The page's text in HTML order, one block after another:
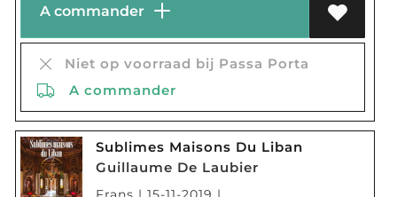
A commander
Niet op voorraad bij Passa Porta
A commander
Sublimes Maisons Du Liban
Guillaume De Laubier